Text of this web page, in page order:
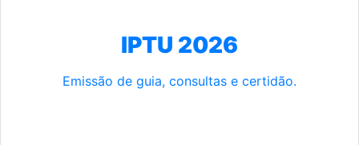
IPTU 2026
Emissão de guia, consultas e certidão.